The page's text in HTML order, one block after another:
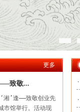
更多
致敬...
湘’逢——致敬创业先
市馆举行。活动现
·
·